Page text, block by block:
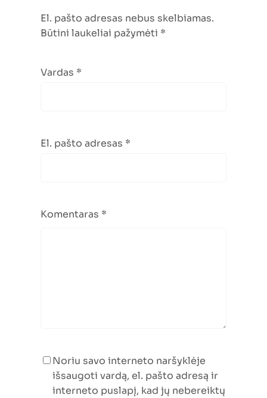
El. pašto adresas nebus skelbiamas.
Būtini laukeliai pažymėti *
Vardas *
El. pašto adresas *
Komentaras *
Noriu savo interneto naršyklėje
išsaugoti vardą, el. pašto adresą ir
interneto puslapį, kad jų nebereiktų